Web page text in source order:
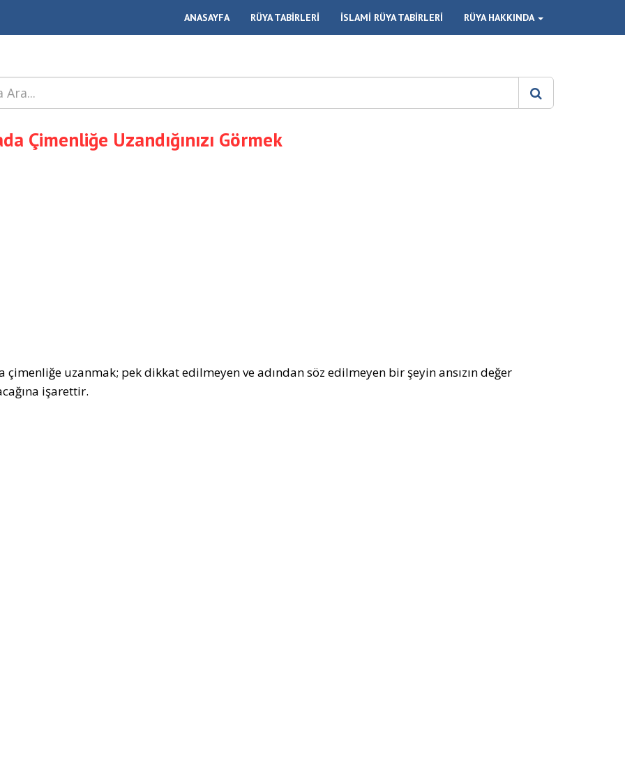
ANASAYFA RÜYA TABİRLERİ İSLAMİ RÜYA TABİRLERİ RÜYA HAKKINDA
Çimenliğe Uzandığınızı Görmek
çimenliğe uzanmak; pek dikkat edilmeyen ve adından söz edilmeyen bir şeyin ansızın değer
işarettir.